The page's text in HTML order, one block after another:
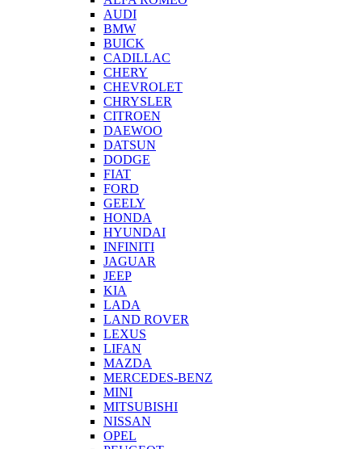
AUDI
BMW
BUICK
CADILLAC
CHERY
CHEVROLET
CHRYSLER
CITROEN
DAEWOO
DATSUN
DODGE
FIAT
FORD
GEELY
HONDA
HYUNDAI
INFINITI
JAGUAR
JEEP
KIA
LADA
LAND ROVER
LEXUS
LIFAN
MAZDA
MERCEDES-BENZ
MINI
MITSUBISHI
NISSAN
OPEL